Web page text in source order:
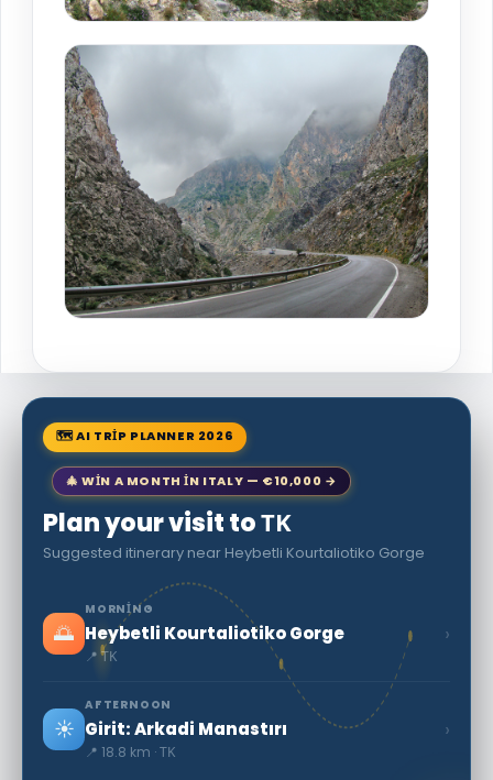
🗺 AI TRIP PLANNER 2026
🎄 WIN A MONTH IN ITALY — €10,000 →
Plan your visit to ΤΚ
Suggested itinerary near Heybetli Kourtaliotiko Gorge
🌅
MORNING
Heybetli Kourtaliotiko Gorge
📍 ΤΚ
›
☀️
AFTERNOON
Girit: Arkadi Manastırı
📍 18.8 km · ΤΚ
›